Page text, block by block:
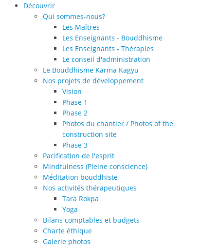
Découvrir
Qui sommes-nous?
Les Maîtres
Les Enseignants - Bouddhisme
Les Enseignants - Thérapies
Le conseil d'administration
Le Bouddhisme Karma Kagyu
Nos projets de développement
Vision
Phase 1
Phase 2
Photos du chantier / Photos of the
construction site
Phase 3
Pacification de l'esprit
Mindfulness (Pleine conscience)
Méditation bouddhiste
Nos activités thérapeutiques
Tara Rokpa
Yoga
Bilans comptables et budgets
Charte éthique
Galerie photos